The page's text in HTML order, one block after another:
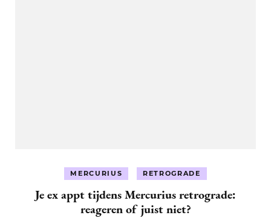
MERCURIUS RETROGRADE
Je ex appt tijdens Mercurius retrograde:
reageren of juist niet?